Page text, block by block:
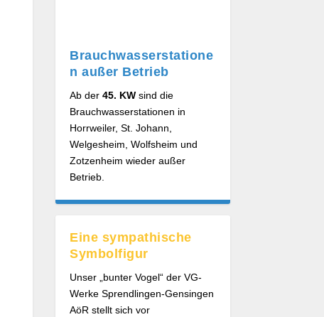
Brauchwasserstatione
n außer Betrieb
Ab der45. KW sind die
Brauchwasserstationen in
Horrweiler, St. Johann,
Welgesheim, Wolfsheim und
Zotzenheim wieder außer
Betrieb.
Eine sympathische
Symbolfigur
Unser „bunter Vogel“ der VG-
Werke Sprendlingen-Gensingen
AöR stellt sich vor